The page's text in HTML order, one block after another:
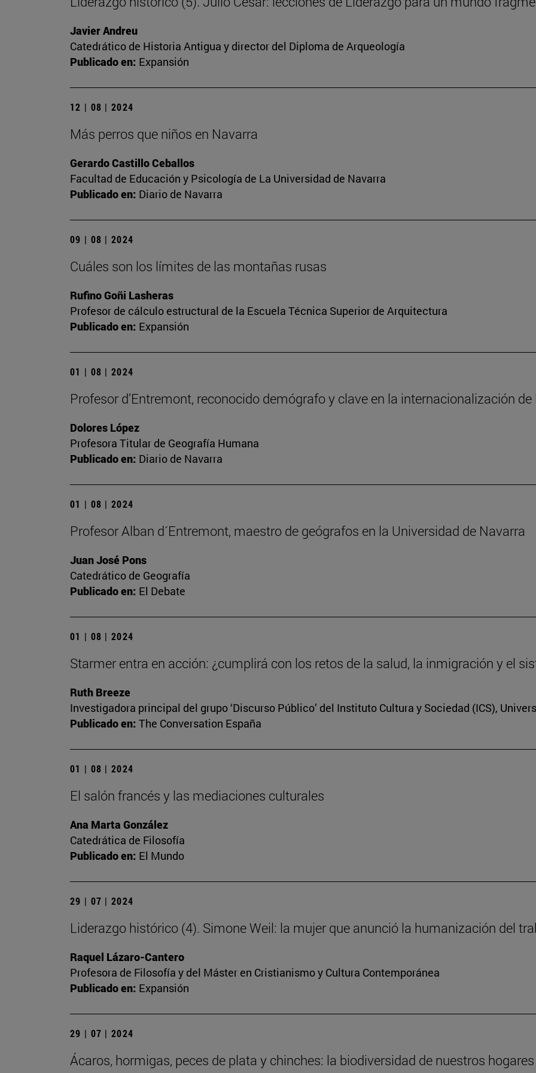
Javier Andreu
Catedrático de Historia Antigua y director del Diploma de Arqueología
Publicado en: Expansión
12 | 08 | 2024
Más perros que niños en Navarra
Gerardo Castillo Ceballos
Facultad de Educación y Psicología de La Universidad de Navarra
Publicado en: Diario de Navarra
09 | 08 | 2024
Cuáles son los límites de las montañas rusas
Rufino Goñi Lasheras
Profesor de cálculo estructural de la Escuela Técnica Superior de Arquitectura
Publicado en: Expansión
01 | 08 | 2024
Profesor d’Entremont, reconocido demógrafo y clave en la internacionalización
Dolores López
Profesora Titular de Geografía Humana
Publicado en: Diario de Navarra
01 | 08 | 2024
Profesor Alban d´Entremont, maestro de geógrafos en la Universidad de Navarra
Juan José Pons
Catedrático de Geografía
Publicado en: El Debate
01 | 08 | 2024
Starmer entra en acción: ¿cumplirá con los retos de la salud, la inmigración y el
Ruth Breeze
Investigadora principal del grupo ‘Discurso Público’ del Instituto Cultura y Sociedad (ICS),
Publicado en: The Conversation España
01 | 08 | 2024
El salón francés y las mediaciones culturales
Ana Marta González
Catedrática de Filosofía
Publicado en: El Mundo
29 | 07 | 2024
Liderazgo histórico (4). Simone Weil: la mujer que anunció la humanización del
Raquel Lázaro-Cantero
Profesora de Filosofía y del Máster en Cristianismo y Cultura Contemporánea
Publicado en: Expansión
29 | 07 | 2024
Ácaros, hormigas, peces de plata y chinches: la biodiversidad de nuestros hogares